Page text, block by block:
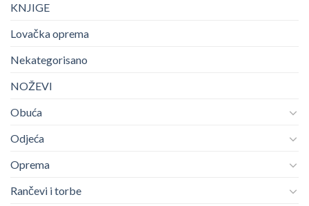
KNJIGE
Lovačka oprema
Nekategorisano
NOŽEVI
Obuća
Odjeća
Oprema
Rančevi i torbe